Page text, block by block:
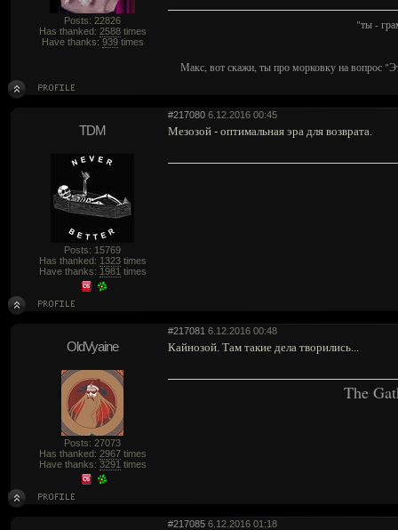
Posts: 22826
Has thanked: 2588times
Have thanks: 939times
"ты -
Макс, вот скажи, ты про морковку на вопрос
#217080 6.12.2016 00:45
TDM
Posts: 15769
Has thanked: 1323times
Have thanks: 1981 times
Мезозой - оптимальная эра для возврата.
#217081 6.12.2016 00:48
OldVyaine
Posts: 27073
Has thanked: 2967times
Have thanks: 3291 times
Кайнозой. Там такие дела творились...
The
#217085 6.12.2016 01:18